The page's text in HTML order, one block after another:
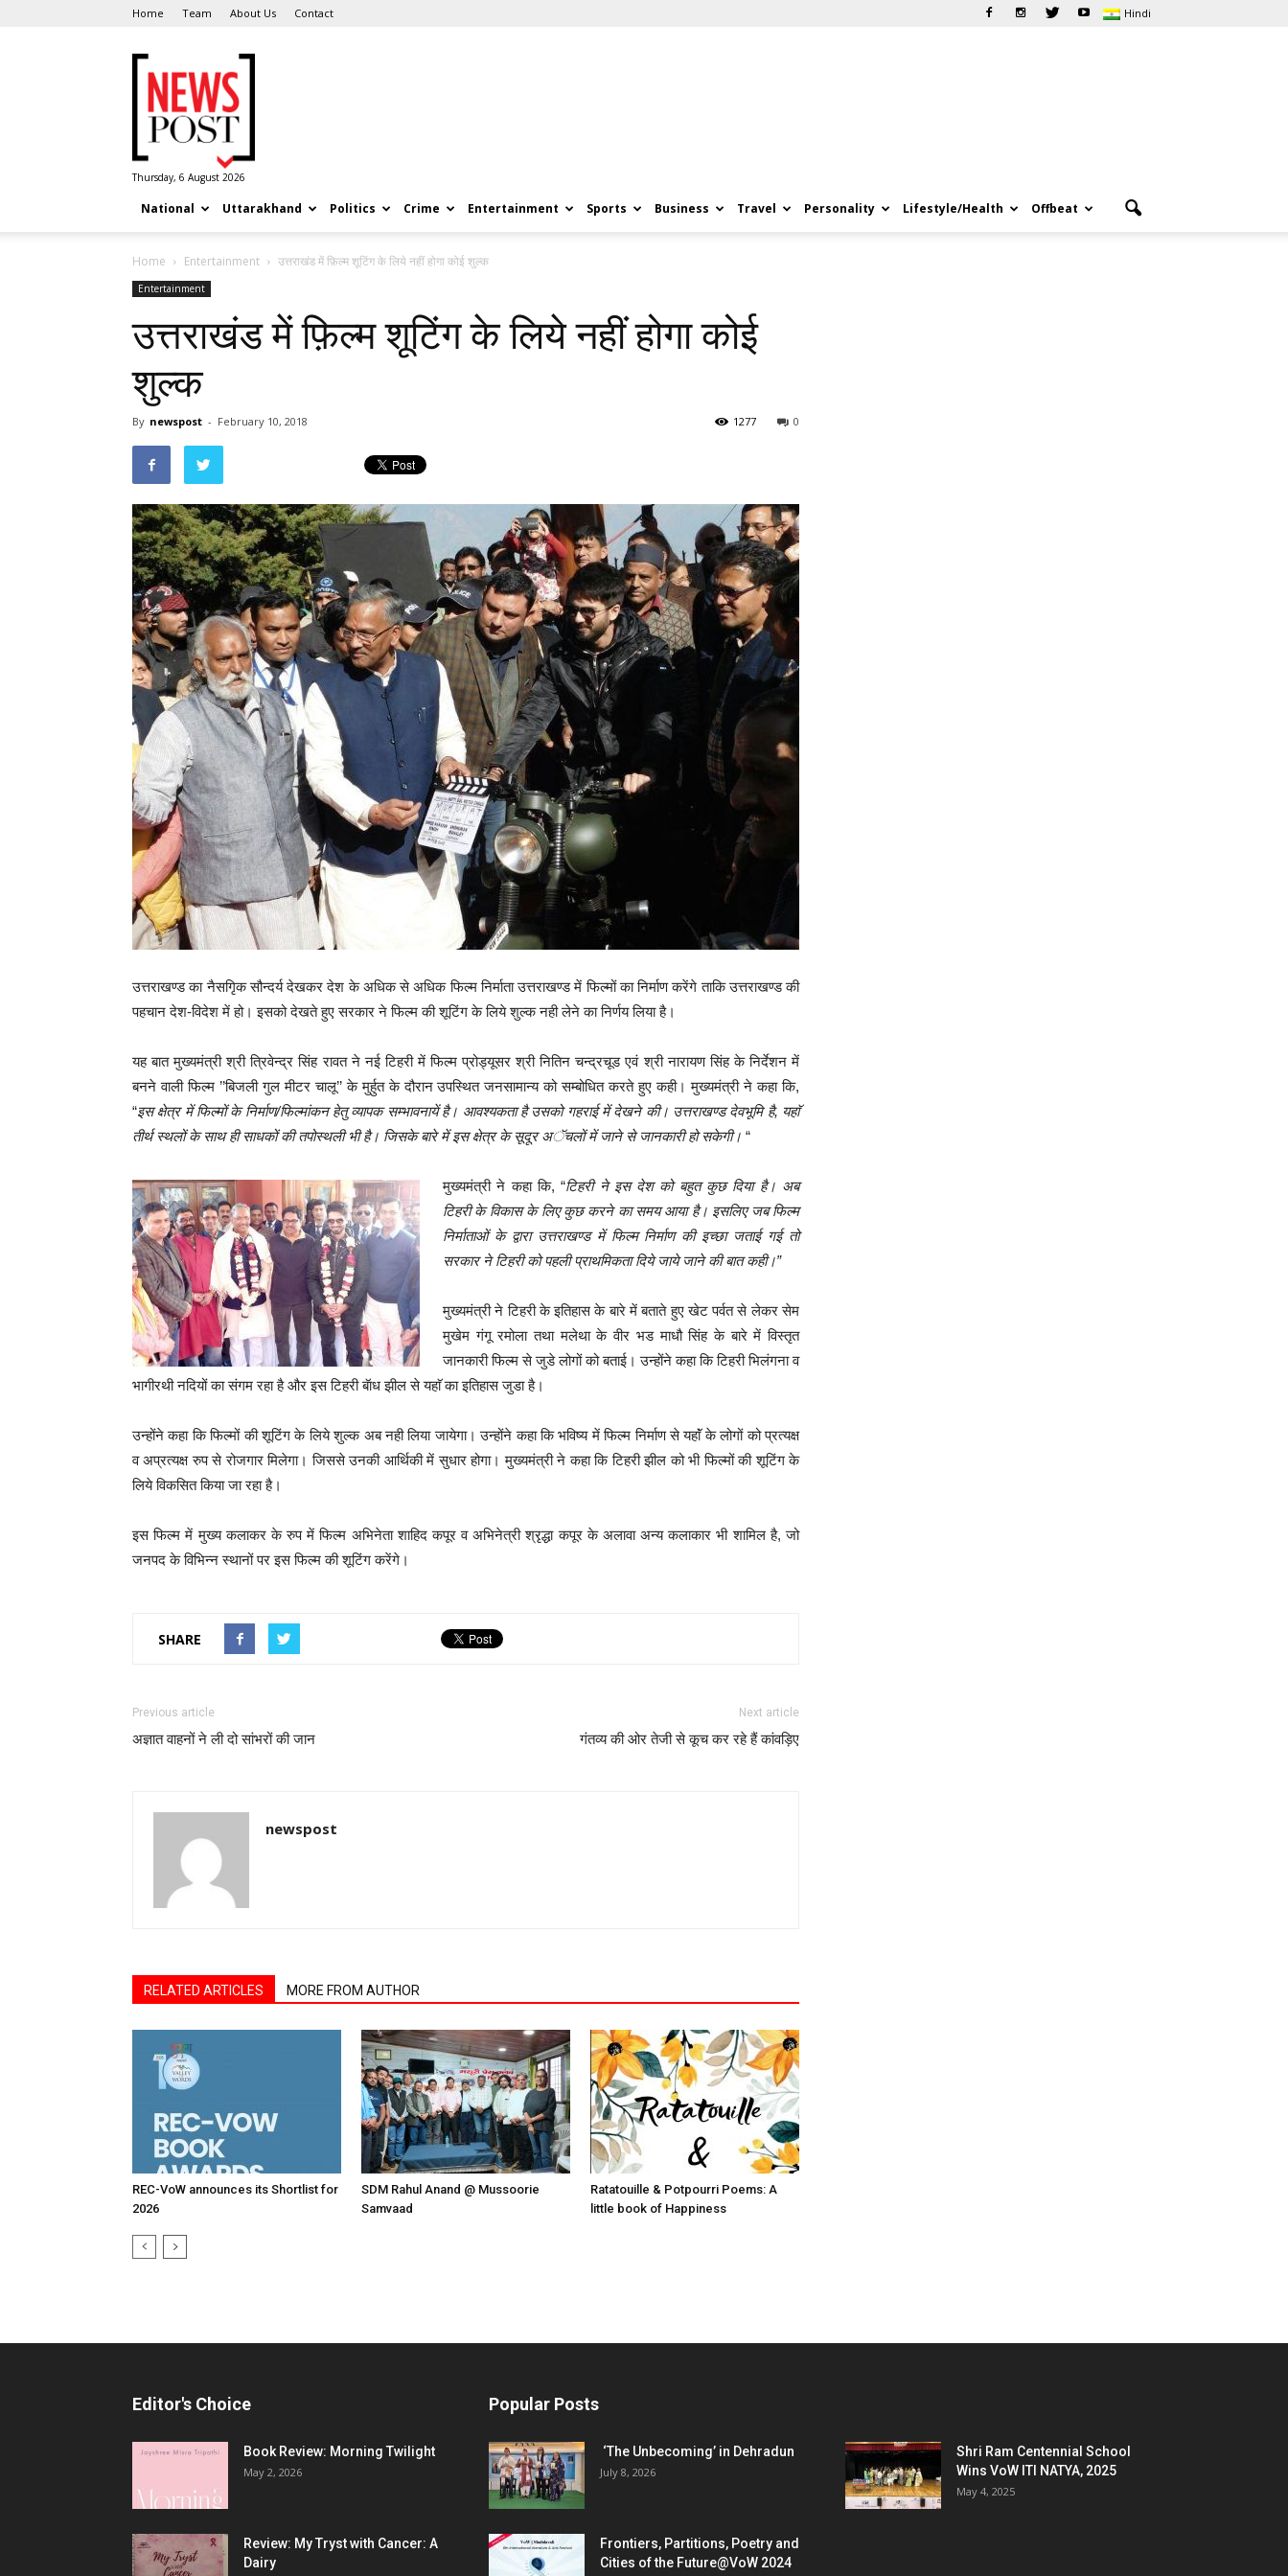
Home Team About Us Contact Hindi
Post
Thursday, 6 August 2026
National Uttarakhand Politics Crime Entertainment Sports Business Travel Personality Lifestyle/Health Offbeat
Home Entertainment उत्तराखंड में फ़िल्म शूटिंग के लिये नहीं होगा कोई शुल्क
Entertainment
उत्तराखंड में फ़िल्म शूटिंग के लिये नहीं होगा कोई
शुल्क
By newspost - February 10, 2018 0
1277
उत्तराखण्ड का नैसगिृक सौन्दर्य देखकर देश के अधिक से अधिक फिल्म निर्माता उत्तराखण्ड में फिल्मों का निर्माण करेंगे ताकि उत्तराखण्ड की
पहचान देश-विदेश में हो। इसको देखते हुए सरकार ने फिल्म की शूटिंग के लिये शुल्क नही लेने का निर्णय लिया है।
यह बात मुख्यमंत्री श्री त्रिवेन्द्र सिंह रावत ने नई टिहरी में फिल्म प्रोड्यूसर श्री नितिन चन्द्रचूड एवं श्री नारायण सिंह के निर्देशन में
बनने वाली फिल्म ’’बिजली गुल मीटर चालू’’ के मुर्हुत के दौरान उपस्थित जनसामान्य को सम्बोधित करते हुए कही। मुख्यमंत्री ने कहा कि,
“इस क्षेत्र में फिल्मों के निर्माण/फिल्मांकन हेतु व्यापक सम्भावनायें है। आवश्यकता है उसको गहराई में देखने की। उत्तराखण्ड देवभूमि है, यहाॅ
तीर्थ स्थलों के साथ ही साधकों की तपोस्थली भी है। जिसके बारे में इस क्षेत्र के सूदूर अॅचलों में जाने से जानकारी हो सकेगी। “
मुख्यमंत्री ने कहा कि, “टिहरी ने इस देश को बहुत कुछ दिया है। अब
टिहरी के विकास के लिए कुछ करने का समय आया है। इसलिए जब फिल्म
निर्माताओं के द्वारा उत्तराखण्ड में फिल्म निर्माण की इच्छा जताई गई तो
सरकार ने टिहरी को पहली प्राथमिकता दिये जाये जाने की बात कही।”
मुख्यमंत्री ने टिहरी के इतिहास के बारे में बताते हुए खेट पर्वत से लेकर सेम
मुखेम गंगू रमोला तथा मलेथा के वीर भड माधौ सिंह के बारे में विस्तृत
जानकारी फिल्म से जुडे लोगों को बताई। उन्होंने कहा कि टिहरी भिलंगना व
भागीरथी नदियों का संगम रहा है और इस टिहरी बॅाध झील से यहाॅ का इतिहास जुडा है।
उन्होंने कहा कि फिल्मों की शूटिंग के लिये शुल्क अब नही लिया जायेगा। उन्होंने कहा कि भविष्य में फिल्म निर्माण से यहाॅं के लोगों को प्रत्यक्ष
व अप्रत्यक्ष रुप से रोजगार मिलेगा। जिससे उनकी आर्थिकी में सुधार होगा। मुख्यमंत्री ने कहा कि टिहरी झील को भी फिल्मों की शूटिंग के
लिये विकसित किया जा रहा है।
इस फिल्म में मुख्य कलाकर के रुप में फिल्म अभिनेता शाहिद कपूर व अभिनेत्री श्रृद्धा कपूर के अलावा अन्य कलाकार भी शामिल है, जो
जनपद के विभिन्न स्थानों पर इस फिल्म की शूटिंग करेंगे।
SHARE
Previous article
अज्ञात वाहनों ने ली दो सांभरों की जान
Next article
गंतव्य की ओर तेजी से कूच कर रहे हैं कांवड़िए
newspost
RELATED ARTICLES MORE FROM AUTHOR
REC-VoW announces its Shortlist for
2026
SDM Rahul Anand @ Mussoorie
Samvaad
Ratatouille & Potpourri Poems: A
little book of Happiness
Editor's Choice
Book Review: Morning Twilight
May 2, 2026
Review: My Tryst with Cancer: A
Dairy
Popular Posts
‘The Unbecoming’ in Dehradun
July 8, 2026
Shri Ram Centennial School
Wins VoW ITI NATYA, 2025
May 4, 2025
Frontiers, Partitions, Poetry and
Cities of the Future@VoW 2024